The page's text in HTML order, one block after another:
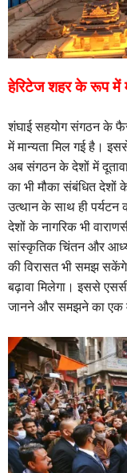
हेरिटेज शहर के रूप में
शंघाई सहयोग संगठन के
में मान्‍यता मिल गई है।
अब संगठन के देशों में
का भी मौका संबंधित देशों
उत्थान के साथ ही पर्यटन
देशों के नागरिक भी
सांस्कृतिक चिंतन और
की विरासत भी समझ
बढ़ावा मिलेगा। इससे
जानने और समझने का एक